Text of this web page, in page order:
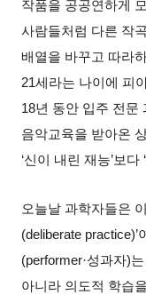
작품을 공공연하게
사람들처럼 다른 작
배열을 바꾸고 따라
21세라는 나이에 피
18년 동안 입주 전문
음악교육을 받아온
‘신이 내린 재능’보
오늘날 과학자들은
(deliberate
(performer·성과자)
아니라 의도적 학습